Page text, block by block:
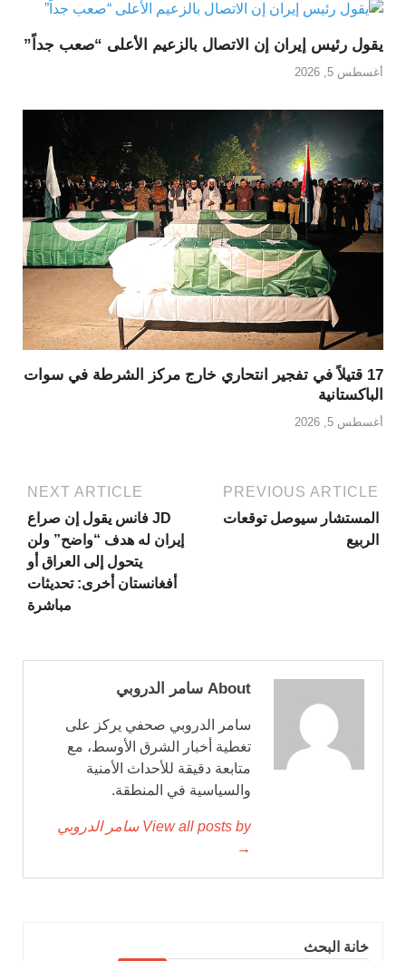
يقول رئيس إيران إن الاتصال بالزعيم الأعلى “صعب جداً”
أغسطس 5, 2026
17 قتيلاً في تفجير انتحاري خارج مركز الشرطة في سوات
الباكستانية
أغسطس 5, 2026
PREVIOUS ARTICLE
المستشار سيوصل توقعات
الربيع
NEXT ARTICLE
JD فانس يقول إن صراع
إيران له هدف “واضح” ولن
يتحول إلى العراق أو
أفغانستان أخرى: تحديثات
مباشرة
About سامر الدروبي
سامر الدروبي صحفي يركز على
تغطية أخبار الشرق الأوسط، مع
متابعة دقيقة للأحداث الأمنية
والسياسية في المنطقة.
View all posts by سامر الدروبي
→
خانة البحث